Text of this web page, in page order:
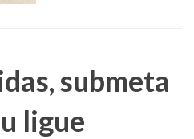
submeta
ligue